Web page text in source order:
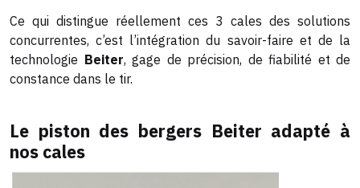
Ce qui distingue réellement ces 3 cales des solutions
concurrentes, c’est l’intégration du savoir-faire et de la
technologie Beiter, gage de précision, de fiabilité et de
constance dans le tir.
Le piston des bergers Beiter adapté à
nos cales